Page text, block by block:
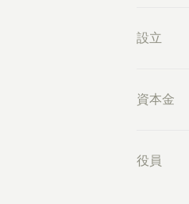
設立
資本金
役員